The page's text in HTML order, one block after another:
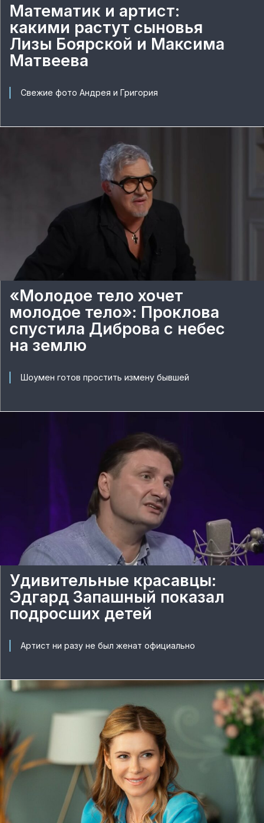
Математик и артист:
какими растут сыновья
Лизы Боярской и Максима
Матвеева
Свежие фото Андрея и Григория
«Молодое тело хочет
молодое тело»: Проклова
спустила Диброва с небес
на землю
Шоумен готов простить измену бывшей
Удивительные красавцы:
Эдгард Запашный показал
подросших детей
Артист ни разу не был женат официально